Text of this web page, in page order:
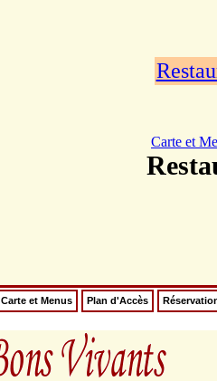
Carte et
Carte et Menus Plan d'Accès